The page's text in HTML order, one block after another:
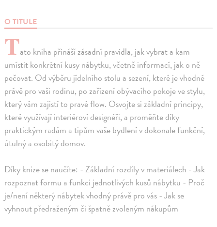
O TITULE
Tato kniha přináší zásadní pravidla, jak vybrat a kam
umístit konkrétní kusy nábytku, včetně informací, jak o ně
pečovat. Od výběru jídelního stolu a sezení, které je vhodné
právě pro vaši rodinu, po zařízení obývacího pokoje ve stylu,
který vám zajistí to pravé flow. Osvojte si základní principy,
které využívají interiéroví designéři, a proměňte díky
praktickým radám a tipům vaše bydlení v dokonale funkční,
útulný a osobitý domov.
Díky knize se naučíte: - Základní rozdíly v materiálech - Jak
rozpoznat formu a funkci jednotlivých kusů nábytku - Proč
je/není některý nábytek vhodný právě pro vás - Jak se
vyhnout předraženým či špatně zvoleným nákupům